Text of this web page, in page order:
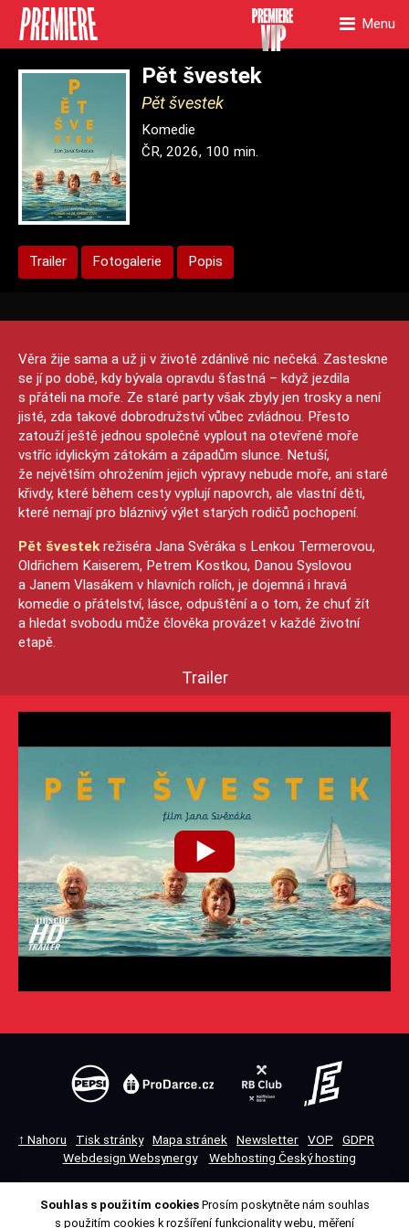
Menu
Pět švestek
Pět švestek
Komedie
ČR, 2026, 100 min.
Trailer Fotogalerie Popis
Věra žije sama a už ji v životě zdánlivě nic nečeká. Zasteskne
se jí po době, kdy bývala opravdu šťastná – když jezdila
s přáteli na moře. Ze staré party však zbyly jen trosky a není
jisté, zda takové dobrodružství vůbec zvládnou. Přesto
zatouží ještě jednou společně vyplout na otevřené moře
vstříc idylickým zátokám a západům slunce. Netuší,
že největším ohrožením jejich výpravy nebude moře, ani staré
křivdy, které během cesty vyplují napovrch, ale vlastní děti,
které nemají pro bláznivý výlet starých rodičů pochopení.
Pět švestek režiséra Jana Svěráka s Lenkou Termerovou,
Oldřichem Kaiserem, Petrem Kostkou, Danou Syslovou
a Janem Vlasákem v hlavních rolích, je dojemná i hravá
komedie o přátelství, lásce, odpuštění a o tom, že chuť žít
a hledat svobodu může člověka provázet v každé životní
etapě.
Trailer
↑ Nahoru Tisk stránky Mapa stránek Newsletter VOP
GDPR
Webdesign Websynergy
Webhosting Český hosting
Přepnout na desktopovou verzi
Souhlas s použitím cookiesProsím poskytněte nám souhlas
s použitím cookies k rozšíření funkcionality webu, měření